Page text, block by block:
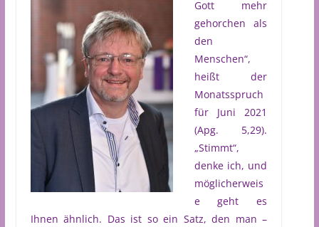
Gott mehr
gehorchen als
den
Menschen“,
heißt der
Monatsspruch
für Juni 2021
(Apg. 5,29).
„Stimmt“,
denke ich, und
möglicherweis
e geht es
Ihnen ähnlich. Das ist so ein Satz, den man –